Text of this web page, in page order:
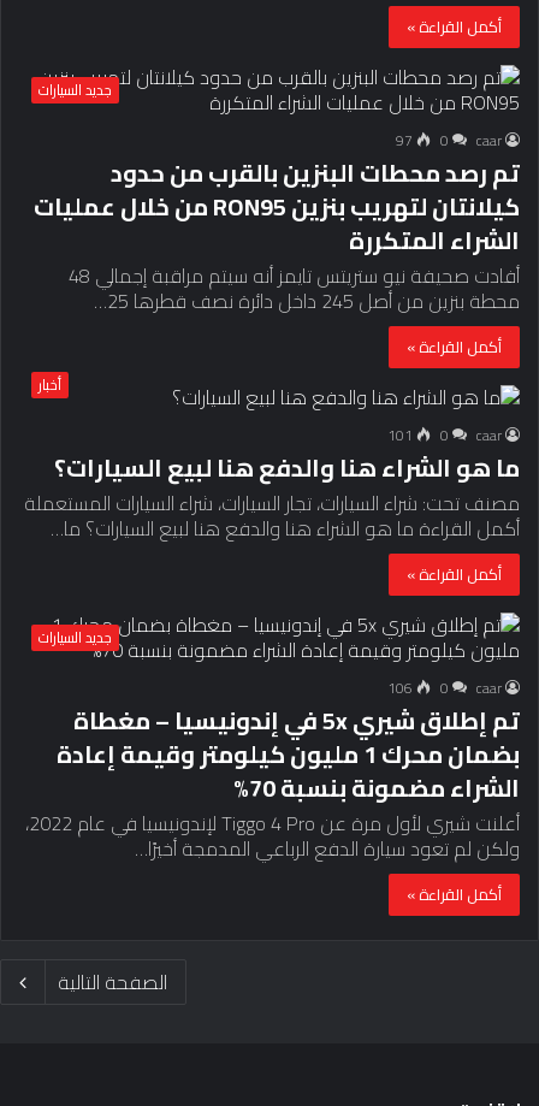
أكمل القراءة »
جديد السيارات
caar
0
97
تم رصد محطات البنزين بالقرب من حدود
كيلانتان لتهريب بنزين RON95 من خلال عمليات
الشراء المتكررة
أفادت صحيفة نيو ستريتس تايمز أنه سيتم مراقبة إجمالي 48
محطة بنزين من أصل 245 داخل دائرة نصف قطرها 25…
أكمل القراءة »
أخبار
caar
0
101
ما هو الشراء هنا والدفع هنا لبيع السيارات؟
مصنف تحت: شراء السيارات، تجار السيارات، شراء السيارات المستعملة
أكمل القراءة ما هو الشراء هنا والدفع هنا لبيع السيارات؟ ما…
أكمل القراءة »
جديد السيارات
caar
0
106
تم إطلاق شيري 5x في إندونيسيا – مغطاة
بضمان محرك 1 مليون كيلومتر وقيمة إعادة
الشراء مضمونة بنسبة 70%
أعلنت شيري لأول مرة عن Tiggo 4 Pro لإندونيسيا في عام 2022،
ولكن لم تعود سيارة الدفع الرباعي المدمجة أخيرًا…
أكمل القراءة »
الصفحة التالية